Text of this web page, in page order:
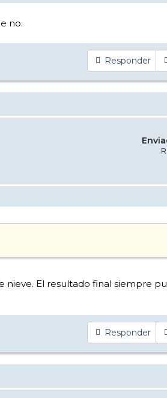
no.
Responder
El resultado final siempre
Responder